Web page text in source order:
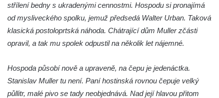
Otvicích
Kenotaf Heinricha Gaubeho na hřbitově v
Otvicích
Otvicích
Hrob neznámého rudoarmějce na hřbitově
v Otvicích
střílení bedny s ukradenými cennostmi. Hospodu si pronajímá
od mysliveckého spolku, jemuž předsedá Walter Urban. Taková
klasická postoloprtská náhoda. Chátrající dům Muller zčásti
opravil, a tak mu spolek odpustil na několik let nájemné.
Hospoda působí nově a upraveně, na čepu je jedenáctka.
Stanislav Muller tu není. Paní hostinská rovnou čepuje velký
půllitr, malé pivo se tady neobjednává. Nad její hlavou přitom